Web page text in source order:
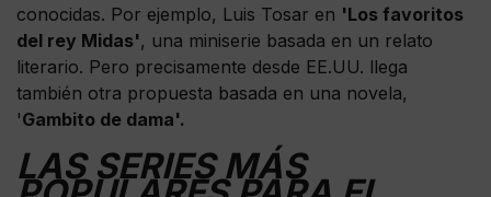
conocidas. Por ejemplo, Luis Tosar en 'Los favoritos
del rey Midas', una miniserie basada en un relato
literario. Pero precisamente desde EE.UU. llega
también otra propuesta basada en una novela,
'Gambito de dama'.
LAS SERIES MÁS